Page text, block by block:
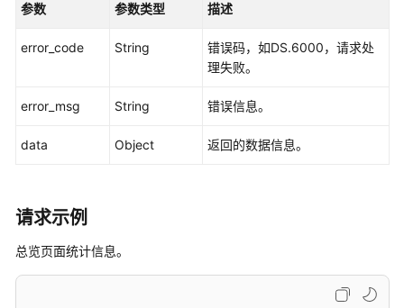
板
口
主
参数 参数类型 描述
error_code String
错误码，如DS.6000，请求处
理失败。
error_msg String 错误信息。
data Object 返回的数据信息。
请求示例
总览页面统计信息。